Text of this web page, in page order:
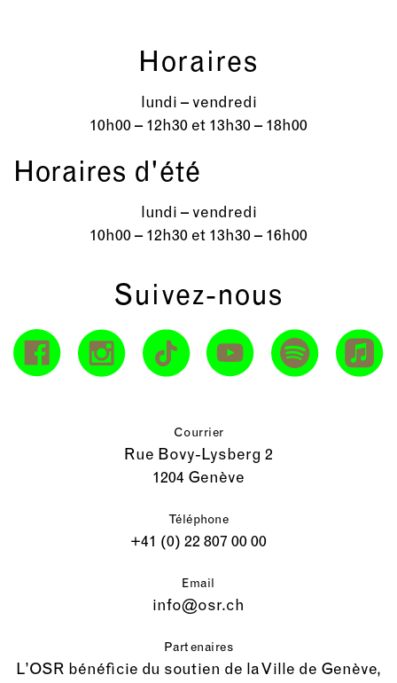
Horaires
lundi – vendredi
10h00 – 12h30 et 13h30 – 18h00
Horaires d'été
lundi – vendredi
10h00 – 12h30 et 13h30 – 16h00
Suivez-nous
Courrier
Rue Bovy-Lysberg 2
1204 Genève
Téléphone
+41 (0) 22 807 00 00
Email
info@osr.ch
Partenaires
L’OSR bénéficie du soutien de la Ville de Genève,